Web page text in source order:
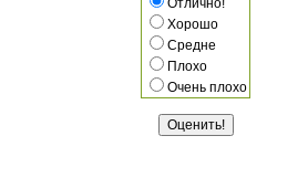
Отлично!
Хорошо
Средне
Плохо
Очень плохо